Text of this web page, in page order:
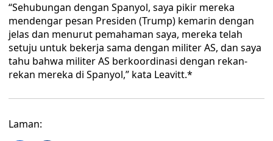
“Sehubungan dengan Spanyol, saya pikir mereka
mendengar pesan Presiden (Trump) kemarin dengan
jelas dan menurut pemahaman saya, mereka telah
setuju untuk bekerja sama dengan militer AS, dan saya
tahu bahwa militer AS berkoordinasi dengan rekan-
rekan mereka di Spanyol,” kata Leavitt.*
Laman: